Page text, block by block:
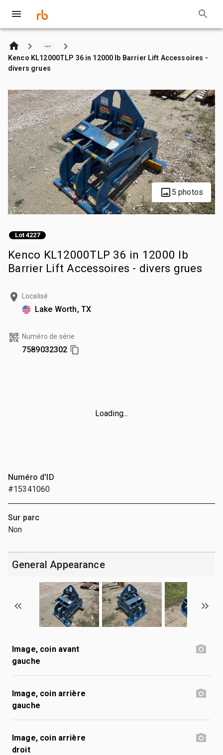
Kenco KL12000TLP 36 in 12000 lb Barrier Lift Accessoires -
divers grues
5 photos
Lot 4227
Kenco KL12000TLP 36 in 12000 lb
Barrier Lift Accessoires - divers grues
Localisé
Lake Worth, TX
Numéro de série
7589032302
Loading...
Numéro d'ID
#15341060
Sur parc
Non
General Appearance
Image, coin avant
gauche
Image, coin arrière
gauche
Image, coin arrière
droit